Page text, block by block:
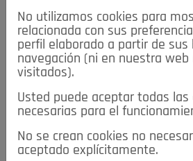
≡NOTICIAS
NOTICIAS SERVICIOS DE
No utilizamos cookies para
relacionada con sus
perfil elaborado a partir de sus
navegación (ni en nuestra
visitados).
Usted puede aceptar todas las
necesarias para el
No se crean cookies no
aceptado explícitamente.